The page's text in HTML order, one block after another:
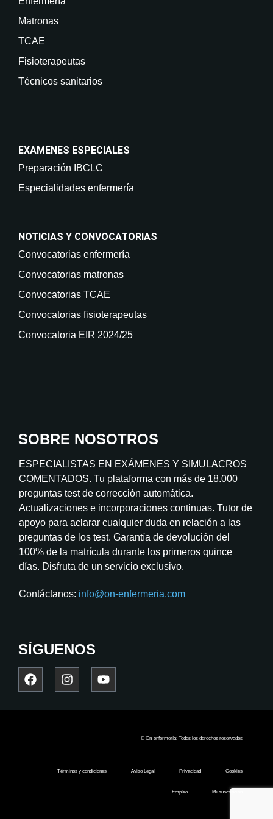
Matronas
TCAE
Fisioterapeutas
Técnicos sanitarios
EXAMENES ESPECIALES
Preparación IBCLC
Especialidades enfermería
NOTICIAS Y CONVOCATORIAS
Convocatorias enfermería
Convocatorias matronas
Convocatorias TCAE
Convocatorias fisioterapeutas
Convocatoria EIR 2024/25
SOBRE NOSOTROS
ESPECIALISTAS EN EXÁMENES Y SIMULACROS
COMENTADOS. Tu plataforma con más de 18.000
preguntas test de corrección automática.
Actualizaciones e incorporaciones continuas. Tutor de
apoyo para aclarar cualquier duda en relación a las
preguntas de los test. Garantía de devolución del
100% de la matrícula durante los primeros quince
días. Disfruta de un servicio exclusivo.
Contáctanos: info@on-enfermeria.com
SÍGUENOS
© On-enfermería: Todos los derechos reservados
Términos y condiciones Aviso Legal Privacidad Cookies
Empleo Mi suscripción